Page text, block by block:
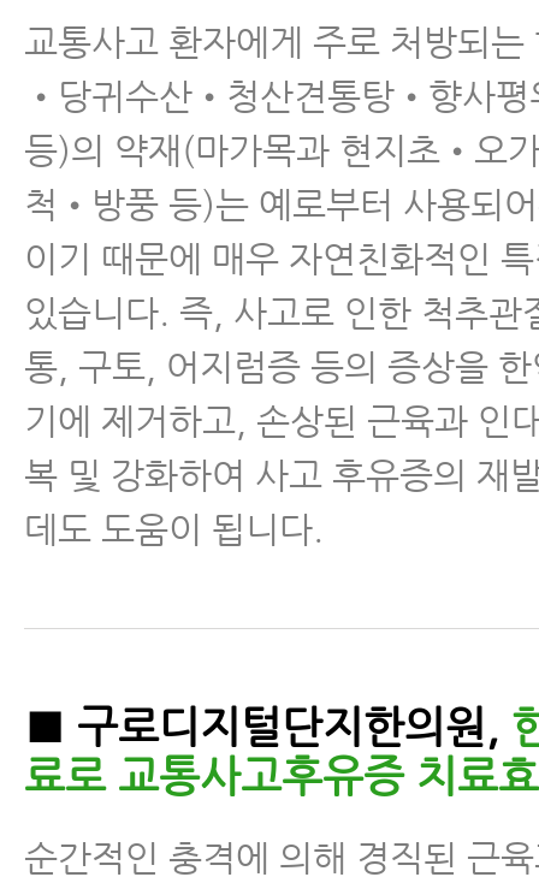
교통사고 환자에게 주로 처방되는
•당귀수산•청산견통탕•향사
등)의 약재(마가목과 현지초•오
척•방풍 등)는 예로부터 사용되
이기 때문에 매우 자연친화적인
있습니다. 즉, 사고로 인한 척추관
통, 구토, 어지럼증 등의 증상을
기에 제거하고, 손상된 근육과 인
복 및 강화하여 사고 후유증의 재
데도 도움이 됩니다.
■ 구로디지털단지한의원,
료로 교통사고후유증 치료
순간적인 충격에 의해 경직된 근